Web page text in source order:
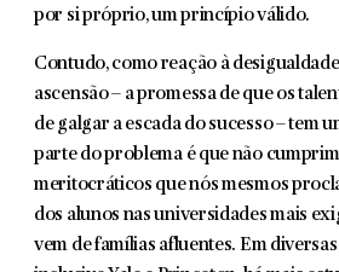
por si próprio, um princípio válido.
Contudo, como reação à
ascensão – a promessa de que os
de galgar a escada do sucesso – tem
parte do problema é que não
meritocráticos que nós mesmos
dos alunos nas universidades mais
vem de famílias afluentes. Em